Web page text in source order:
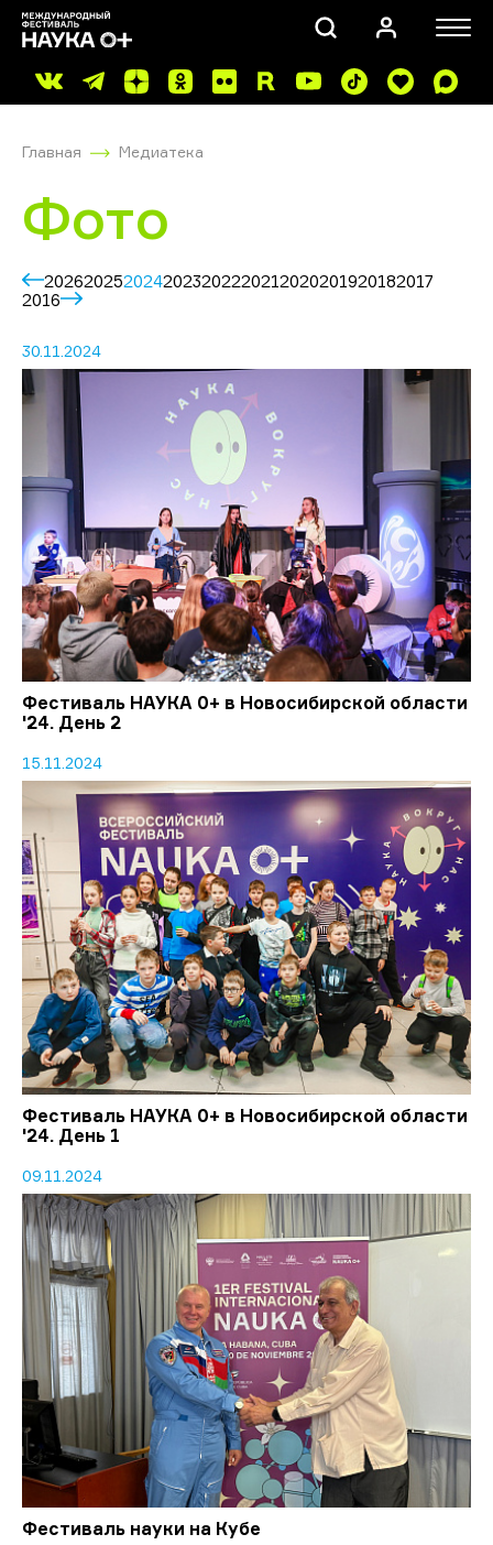
ПОИСК
Главная Медиатека
Фото
2026202520242023202220212020201920182017
2016
30.11.2024
Фестиваль НАУКА 0+ в Новосибирской области
'24. День 2
15.11.2024
Фестиваль НАУКА 0+ в Новосибирской области
'24. День 1
09.11.2024
Фестиваль науки на Кубе